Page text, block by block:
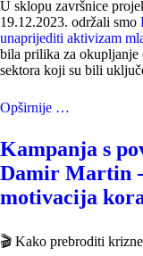
U sklopu završnice
19.12.2023. održali smo
unaprijediti aktivizam
bila prilika za
sektora koji su bili
Opširnije …
Kampanja s
Damir Martin
motivacija
🎬 Kako prebroditi